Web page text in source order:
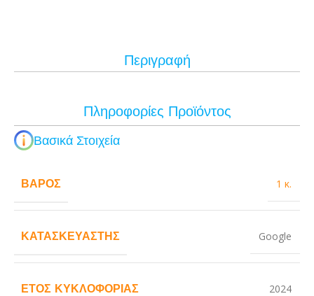
Περιγραφή
Πληροφορίες Προϊόντος
Βασικά Στοιχεία
ΒΆΡΟΣ 1 κ.
ΚΑΤΑΣΚΕΥΑΣΤΉΣ Google
ΈΤΟΣ ΚΥΚΛΟΦΟΡΊΑΣ 2024